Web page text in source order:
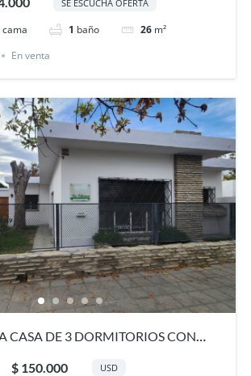
SE ESCUCHA OFERTA
cama 1 baño 26 m²
En venta
CASA DE 3 DORMITORIOS CON
$ 150.000 USD